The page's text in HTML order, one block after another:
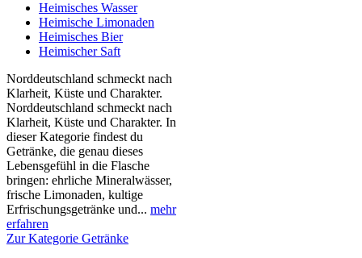
Heimisches Wasser
Heimische Limonaden
Heimisches Bier
Heimischer Saft
Norddeutschland schmeckt nach
Klarheit, Küste und Charakter.
Norddeutschland schmeckt nach
Klarheit, Küste und Charakter. In
dieser Kategorie findest du
Getränke, die genau dieses
Lebensgefühl in die Flasche
bringen: ehrliche Mineralwässer,
frische Limonaden, kultige
Erfrischungsgetränke und... mehr
erfahren
Zur Kategorie Getränke